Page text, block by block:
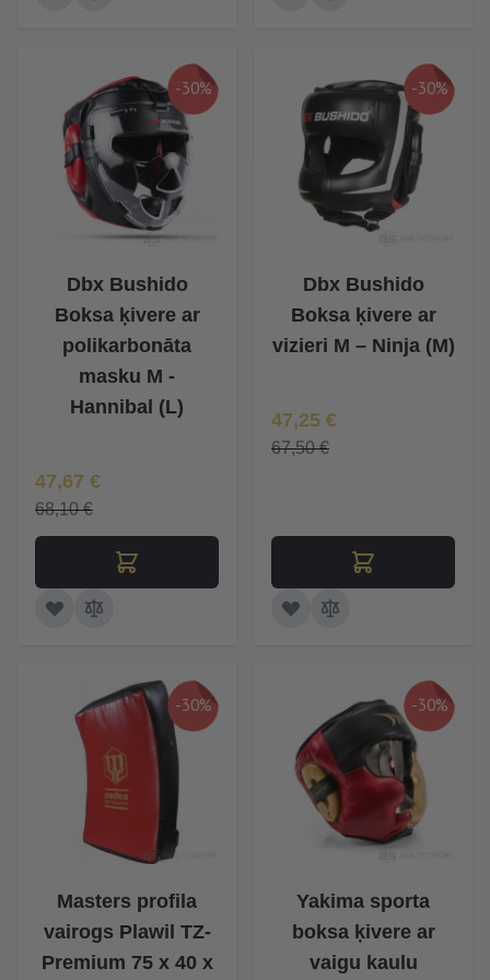
-30%
Dbx Bushido
Boksa ķivere ar
polikarbonāta
masku M -
Hannibal (L)
Īpaša Cena
47,67 €
68,10 €
-30%
Dbx Bushido
Boksa ķivere ar
vizieri M – Ninja (M)
Īpaša Cena
47,25 €
67,50 €
-30%
Masters profila
vairogs Plawil TZ-
Premium 75 x 40 x
-30%
Yakima sporta
boksa ķivere ar
vaigu kaulu